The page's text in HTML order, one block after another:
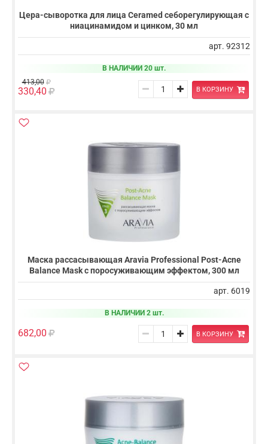
Цера-сыворотка для лица Ceramed себорегулирующая с
ниацинамидом и цинком, 30 мл
арт. 92312
В НАЛИЧИИ 20 шт.
413,00
330,40 В КОРЗИНУ
Маска рассасывающая Aravia Professional Post-Acne
Balance Mask с поросуживающим эффектом, 300 мл
арт. 6019
В НАЛИЧИИ 2 шт.
682,00 В КОРЗИНУ